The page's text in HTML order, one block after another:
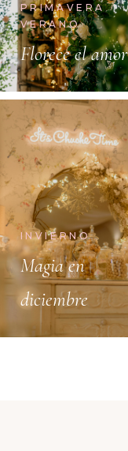
PRIMAVERA ·
VERANO
Florece el amor
INVIERNO
Magia en
diciembre